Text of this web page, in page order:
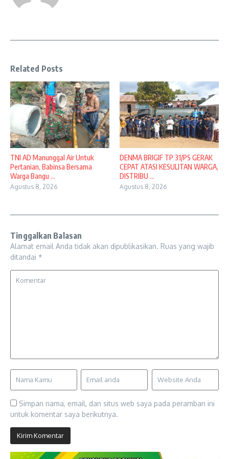
Related Posts
TNI AD Manunggal Air Untuk
Pertanian, Babinsa Bersama
Warga Bangu ...
Agustus 8, 2026
DENMA BRIGIF TP 31/PS GERAK
CEPAT ATASI KESULITAN WARGA,
DISTRIBU ...
Agustus 8, 2026
Tinggalkan Balasan
Alamat email Anda tidak akan dipublikasikan. Ruas yang wajib
ditandai *
Simpan nama, email, dan situs web saya pada peramban ini
untuk komentar saya berikutnya.